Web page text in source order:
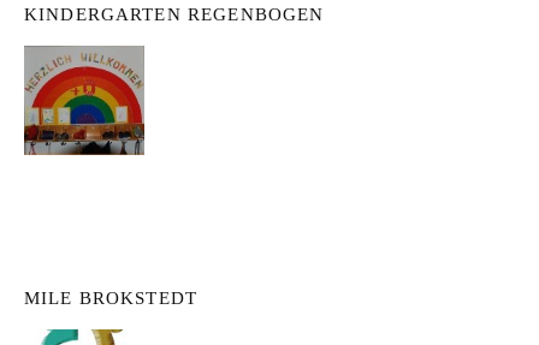
KINDERGARTEN REGENBOGEN
MILE BROKSTEDT